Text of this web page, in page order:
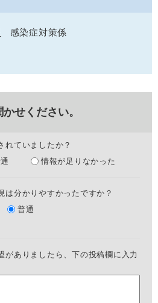
感染症対策係
せください。
れていましたか？
情報が足りなかった
は分かりやすかったですか？
普通
がありましたら、下の投稿欄に入力